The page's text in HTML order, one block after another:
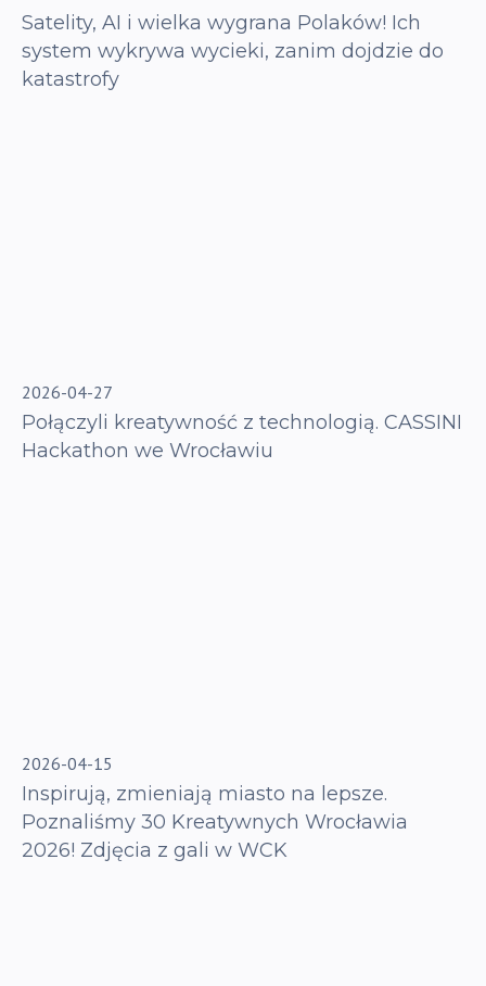
Satelity, AI i wielka wygrana Polaków! Ich
system wykrywa wycieki, zanim dojdzie do
katastrofy
2026-04-27
Połączyli kreatywność z technologią. CASSINI
Hackathon we Wrocławiu
2026-04-15
Inspirują, zmieniają miasto na lepsze.
Poznaliśmy 30 Kreatywnych Wrocławia
2026! Zdjęcia z gali w WCK